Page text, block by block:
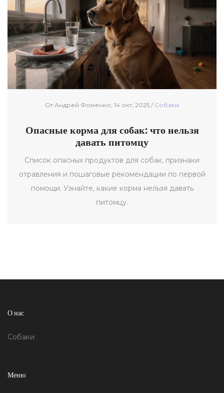
От Андрей Фоменко, 14 окт, 2025 / Собаки
Опасные корма для собак: что нельзя
давать питомцу
Список опасных продуктов для собак, признаки
отравления и пошаговые рекомендации по первой
помощи. Узнайте, какие корма нельзя давать
питомцу.
О нас
Собаки
Меню